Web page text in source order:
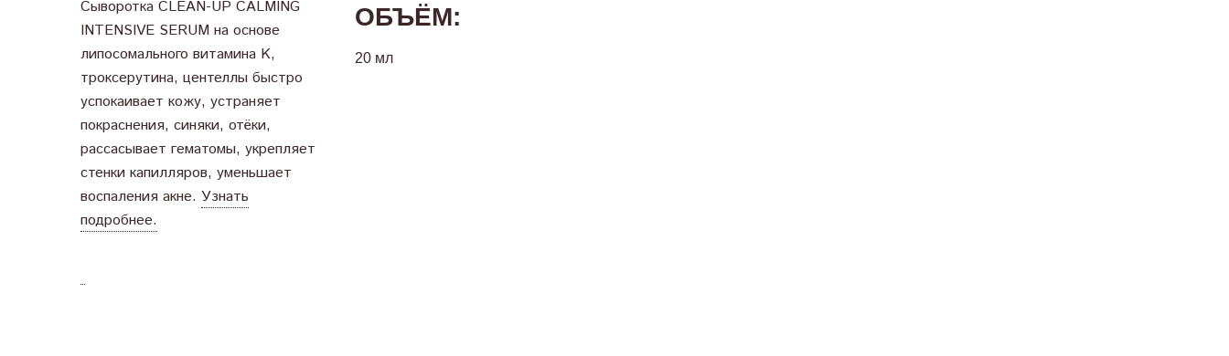
Сыворотка CLEAN-UP CALMING
INTENSIVE SERUM на основе
липосомального витамина K,
троксерутина, центеллы быстро
успокаивает кожу, устраняет
покраснения, синяки, отёки,
рассасывает гематомы, укрепляет
стенки капилляров, уменьшает
воспаления акне. Узнать
подробнее.
ОБЪЁМ:
20 мл